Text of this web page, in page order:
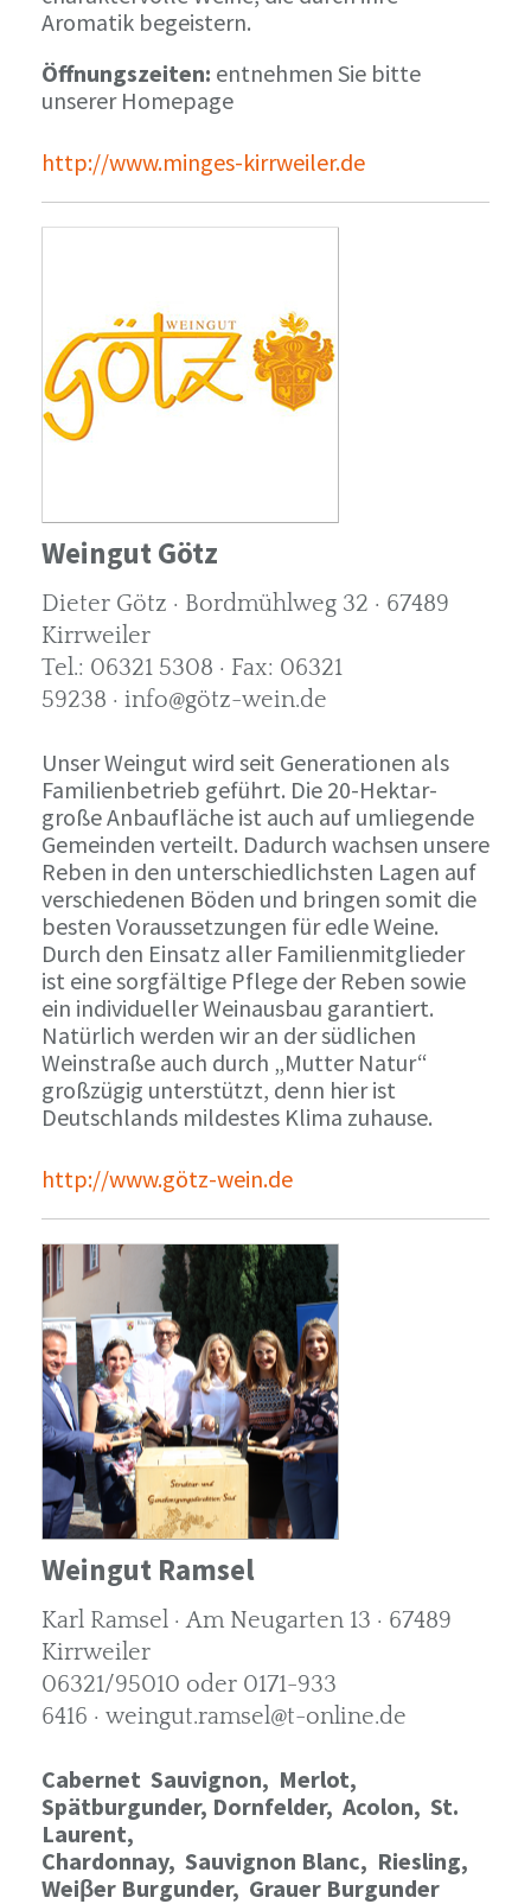
Aromatik begeistern.
Öffnungszeiten: entnehmen Sie bitte
unserer Homepage
http://www.minges-kirrweiler.de
Weingut Götz
Dieter Götz · Bordmühlweg 32 · 67489
Kirrweiler
Tel.: 06321 5308 · Fax: 06321
59238 · info@götz-wein.de
Unser Weingut wird seit Generationen als
Familienbetrieb geführt. Die 20-Hektar-
große Anbaufläche ist auch auf umliegende
Gemeinden verteilt. Dadurch wachsen unsere
Reben in den unterschiedlichsten Lagen auf
verschiedenen Böden und bringen somit die
besten Voraussetzungen für edle Weine.
Durch den Einsatz aller Familienmitglieder
ist eine sorgfältige Pflege der Reben sowie
ein individueller Weinausbau garantiert.
Natürlich werden wir an der südlichen
Weinstraße auch durch „Mutter Natur“
großzügig unterstützt, denn hier ist
Deutschlands mildestes Klima zuhause.
http://www.götz-wein.de
Weingut Ramsel
Karl Ramsel · Am Neugarten 13 · 67489
Kirrweiler
06321/95010 oder 0171-933
6416 · weingut.ramsel@t-online.de
Cabernet Sauvignon, Merlot,
Spätburgunder, Dornfelder, Acolon, St.
Laurent,
Chardonnay, Sauvignon Blanc, Riesling,
Weiβer Burgunder, Grauer Burgunder